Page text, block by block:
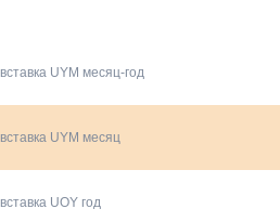
UYM месяц-год
UYM месяц
UOY год